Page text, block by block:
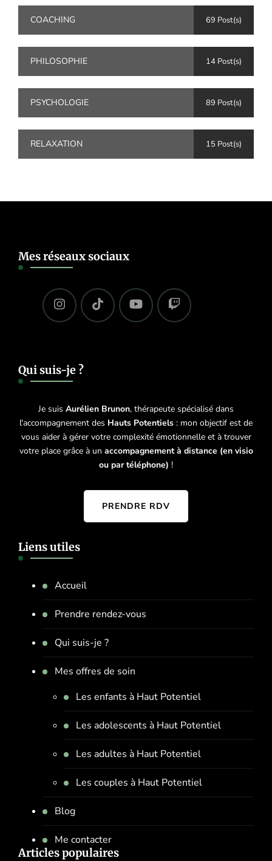
COACHING 69 Post(s)
PHILOSOPHIE 14 Post(s)
PSYCHOLOGIE 89 Post(s)
RELAXATION 15 Post(s)
Mes réseaux sociaux
Qui suis-je ?
Je suis Aurélien Brunon, thérapeute spécialisé dans
l'accompagnement des Hauts Potentiels : mon objectif est de
vous aider à gérer votre complexité émotionnelle et à trouver
votre place grâce à un accompagnement à distance (en visio
ou par téléphone) !
PRENDRE RDV
Liens utiles
Accueil
Prendre rendez-vous
Qui suis-je ?
Mes offres de soin
Les enfants à Haut Potentiel
Les adolescents à Haut Potentiel
Les adultes à Haut Potentiel
Les couples à Haut Potentiel
Blog
Me contacter
Articles populaires